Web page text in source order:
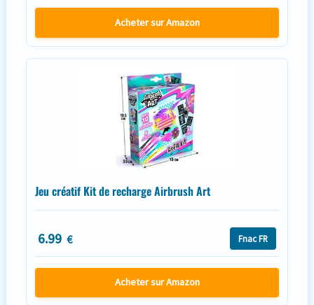
Acheter sur Amazon
Jeu créatif Kit de recharge Airbrush Art
6.99 € Fnac FR
Acheter sur Amazon